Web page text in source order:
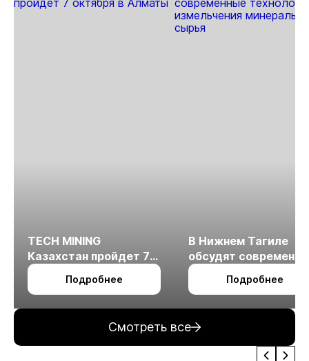
TECH MINING
Казахстан пройдет 7
октября в Алматы
Подробнее
В Нижнем Тагиле
обсудят
технологии
измельчения
Подробнее
Смотреть все